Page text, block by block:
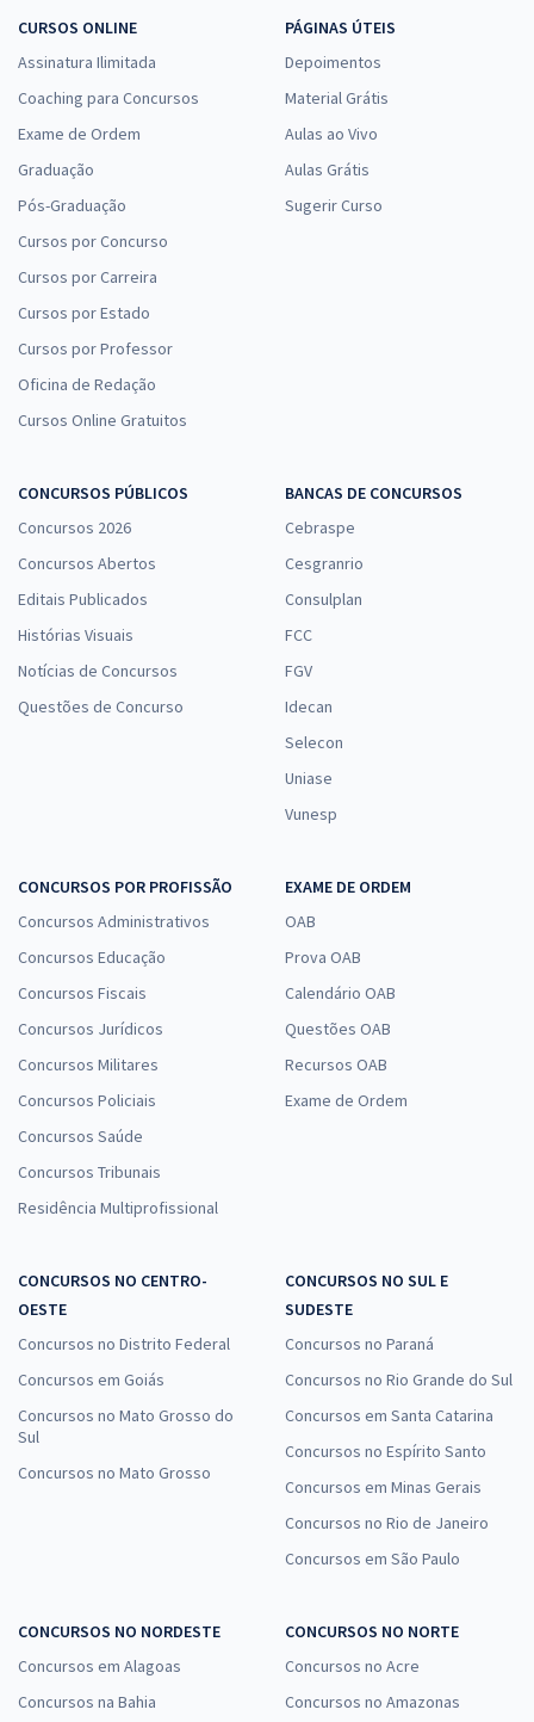
CURSOS ONLINE
Assinatura Ilimitada
Coaching para Concursos
Exame de Ordem
Graduação
Pós-Graduação
Cursos por Concurso
Cursos por Carreira
Cursos por Estado
Cursos por Professor
Oficina de Redação
Cursos Online Gratuitos
PÁGINAS ÚTEIS
Depoimentos
Material Grátis
Aulas ao Vivo
Aulas Grátis
Sugerir Curso
CONCURSOS PÚBLICOS
Concursos 2026
Concursos Abertos
Editais Publicados
Histórias Visuais
Notícias de Concursos
Questões de Concurso
BANCAS DE CONCURSOS
Cebraspe
Cesgranrio
Consulplan
FCC
FGV
Idecan
Selecon
Uniase
Vunesp
CONCURSOS POR PROFISSÃO
Concursos Administrativos
Concursos Educação
Concursos Fiscais
Concursos Jurídicos
Concursos Militares
Concursos Policiais
Concursos Saúde
Concursos Tribunais
Residência Multiprofissional
EXAME DE ORDEM
OAB
Prova OAB
Calendário OAB
Questões OAB
Recursos OAB
Exame de Ordem
CONCURSOS NO CENTRO-
OESTE
Concursos no Distrito Federal
Concursos em Goiás
Concursos no Mato Grosso do
Sul
Concursos no Mato Grosso
CONCURSOS NO SUL E
SUDESTE
Concursos no Paraná
Concursos no Rio Grande do Sul
Concursos em Santa Catarina
Concursos no Espírito Santo
Concursos em Minas Gerais
Concursos no Rio de Janeiro
Concursos em São Paulo
CONCURSOS NO NORDESTE
Concursos em Alagoas
Concursos na Bahia
CONCURSOS NO NORTE
Concursos no Acre
Concursos no Amazonas